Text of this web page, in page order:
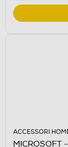
ACCESSORI
MICROSOFT